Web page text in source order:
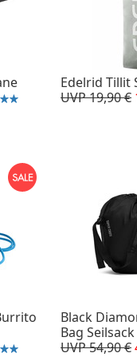
Edelrid Tillit
UVP 19,90 €
Black
Bag Seilsack
UVP 54,90 €